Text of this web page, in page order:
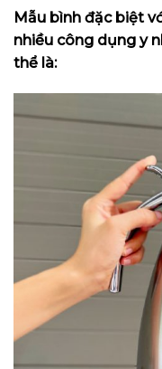
Mẫu bình đặc biệt
nhiều công dụng y
thể là: